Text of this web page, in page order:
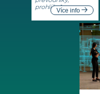
prohlížečeVíce info